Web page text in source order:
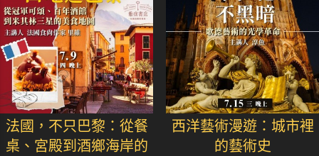
法國，不只巴黎：從餐
桌、宮殿到酒鄉海岸的
西洋藝術漫遊：城市裡
的藝術史